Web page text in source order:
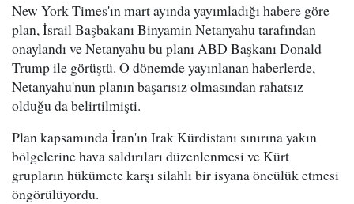
New York Times'ın mart ayında yayımladığı habere göre
plan, İsrail Başbakanı Binyamin Netanyahu tarafından
onaylandı ve Netanyahu bu planı ABD Başkanı Donald
Trump ile görüştü. O dönemde yayınlanan haberlerde,
Netanyahu'nun planın başarısız olmasından rahatsız
olduğu da belirtilmişti.
Plan kapsamında İran'ın Irak Kürdistanı sınırına yakın
bölgelerine hava saldırıları düzenlenmesi ve Kürt
grupların hükümete karşı silahlı bir isyana öncülük etmesi
öngörülüyordu.